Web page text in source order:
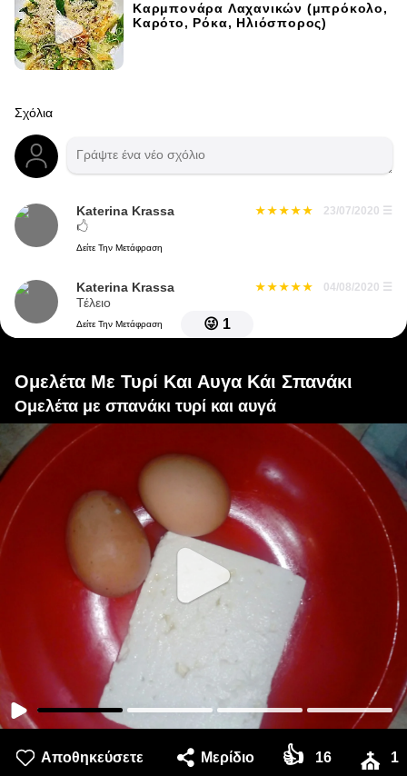
Καρμπονάρα Λαχανικών (μπρόκολο,
Καρότο, Ρόκα, Ηλιόσπορος)
Σχόλια
Katerina Krassa 23/07/2020 ☰
🖒
Δείτε Την Μετάφραση
Katerina Krassa 04/08/2020 ☰
Τέλειο
Δείτε Την Μετάφραση 😜 1
Ομελέτα Με Τυρί Και Αυγα Κάι Σπανάκι
Ομελέτα με σπανάκι τυρί και αυγά
Αποθηκεύσετε Μερίδιο 👍 16 ⛪ 1